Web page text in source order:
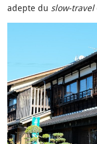
adepte du slow-travel